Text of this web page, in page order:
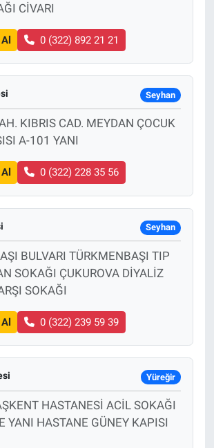
CİVARI
0 (322) 892 21 21
Seyhan
KIBRIS CAD. MEYDAN ÇOCUK
A-101 YANI
0 (322) 228 35 56
Seyhan
BULVARI TÜRKMENBAŞI TIP
SOKAĞI ÇUKUROVA DİYALİZ
SOKAĞI
0 (322) 239 59 39
Yüreğir
HASTANESİ ACİL SOKAĞI
YANI HASTANE GÜNEY KAPISI